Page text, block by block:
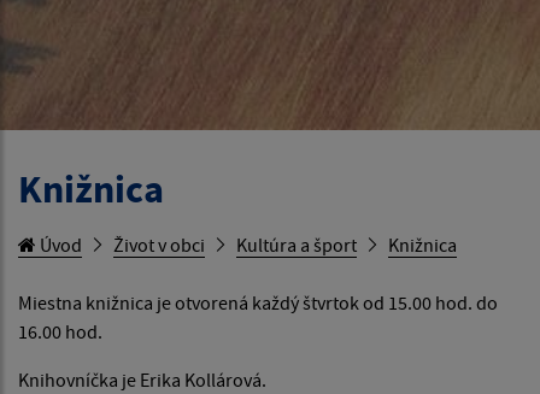
Knižnica
Úvod Život v obci Kultúra a šport Knižnica
Miestna knižnica je otvorená každý štvrtok od 15.00 hod. do
16.00 hod.
Knihovníčka je Erika Kollárová.